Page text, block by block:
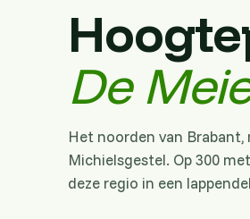
De
Het noorden van Brabant,
Michielsgestel. Op 300
deze regio in een